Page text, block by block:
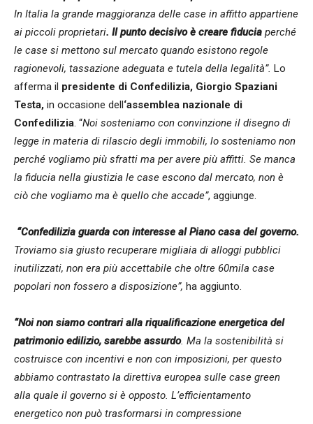
In Italia la grande maggioranza delle case in affitto appartiene
ai piccoli proprietari. Il punto decisivo è creare fiducia perché
le case si mettono sul mercato quando esistono regole
ragionevoli, tassazione adeguata e tutela della legalità”. Lo
afferma il presidente di Confedilizia, Giorgio Spaziani
Testa, in occasione dell‘assemblea nazionale di
Confedilizia . “Noi sosteniamo con convinzione il disegno di
legge in materia di rilascio degli immobili, lo sosteniamo non
perché vogliamo più sfratti ma per avere più affitti. Se manca
la fiducia nella giustizia le case escono dal mercato, non è
ciò che vogliamo ma è quello che accade”, aggiunge.
“Confedilizia guarda con interesse al Piano casa del governo.
Troviamo sia giusto recuperare migliaia di alloggi pubblici
inutilizzati, non era più accettabile che oltre 60mila case
popolari non fossero a disposizione”, ha aggiunto.
“Noi non siamo contrari alla riqualificazione energetica del
patrimonio edilizio, sarebbe assurdo. Ma la sostenibilità si
costruisce con incentivi e non con imposizioni, per questo
abbiamo contrastato la direttiva europea sulle case green
alla quale il governo si è opposto. L’efficientamento
energetico non può trasformarsi in compressione